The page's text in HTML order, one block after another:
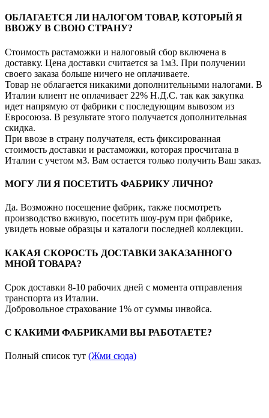
ОБЛАГАЕТСЯ ЛИ НАЛОГОМ ТОВАР, КОТОРЫЙ Я
ВВОЖУ В СВОЮ СТРАНУ?
Стоимость растаможки и налоговый сбор включена в
доставку. Цена доставки считается за 1м3. При получении
своего заказа больше ничего не оплачиваете.
Товар не облагается никакими дополнительными налогами. В
Италии клиент не оплачивает 22% Н.Д.С. так как закупка
идет напрямую от фабрики с последующим вывозом из
Евросоюза. В результате этого получается дополнительная
скидка.
При ввозе в страну получателя, есть фиксированная
стоимость доставки и растаможки, которая просчитана в
Италии с учетом м3. Вам остается только получить Ваш заказ.
МОГУ ЛИ Я ПОСЕТИТЬ ФАБРИКУ ЛИЧНО?
Да. Возможно посещение фабрик, также посмотреть
производство вживую, посетить шоу-рум при фабрике,
увидеть новые образцы и каталоги последней коллекции.
КАКАЯ СКОРОСТЬ ДОСТАВКИ ЗАКАЗАННОГО
МНОЙ ТОВАРА?
Срок доставки 8-10 рабочих дней с момента отправления
транспорта из Италии.
Добровольное страхование 1% от суммы инвойса.
С КАКИМИ ФАБРИКАМИ ВЫ РАБОТАЕТЕ?
Полный список тут (Жми сюда)